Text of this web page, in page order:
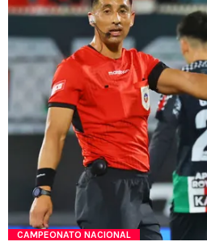
CAMPEONATO NACIONAL